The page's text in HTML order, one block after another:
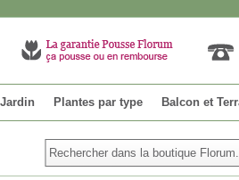
Jardin Plantes par type Balcon et